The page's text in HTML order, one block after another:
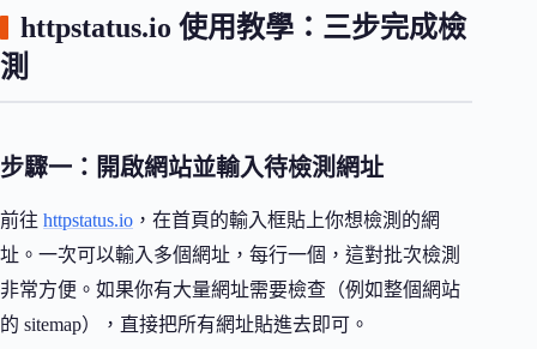
httpstatus.io 使用教學：三步完成檢
測
步驟一：開啟網站並輸入待檢測網址
前往 httpstatus.io ，在首頁的輸入框貼上你想檢測的網
址。一次可以輸入多個網址，每行一個，這對批次檢測
非常方便。如果你有大量網址需要檢查（例如整個網站
的 sitemap），直接把所有網址貼進去即可。